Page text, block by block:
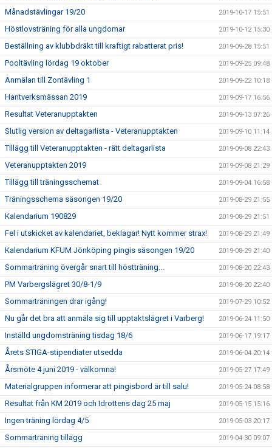
Månadstävlingar 19/20 2019-10-17 15:51
Höstlovsträning för alla ungdomar 2019-10-12 15:30
Beställning av klubbdräkt till kraftigt rabatterat pris! 2019-09-28 15:51
Pooltävling lördag 19 oktober 2019-09-25 09:48
Anmälan till Zontävling 1 2019-09-22 10:18
Hantverksmässan 2019 2019-09-17 16:56
Resultat Veteranupptakten 2019-09-13 07:26
Slutlig version av deltagarlista - Veteranupptakten 2019-09-10 11:14
TIllägg till Veteranupptakten - rätt deltagarlista 2019-09-08 22:43
Veteranupptakten 2019 2019-09-08 21:29
Tillägg till träningsschemat 2019-09-04 16:58
Träningsschema säsongen 19/20 2019-08-29 21:55
Kalendarium 190829 2019-08-29 21:51
Fel i utskicket av kalendariet, beklagar! Nytt kommer strax! 2019-08-29 21:49
Kalendarium KFUM Jönköping pingis säsongen 19/20 2019-08-29 21:40
Sommarträning övergår snart till höstträning... 2019-08-20 22:43
PM Varbergslägret 30/8-1/9 2019-08-20 22:40
Sommarträningen drar igång! 2019-07-29 10:52
Nu går det bra att anmäla sig till upptaktslägret i Varberg! 2019-06-24 11:50
Inställd ungdomsträning tisdag 18/6 2019-06-17 19:17
Årets STIGA-stipendiater utsedda 2019-06-04 20:14
Årsmöte 4 juni 2019 - välkomna! 2019-05-27 17:49
Materialgruppen informerar att pingisbord är till salu! 2019-05-24 08:58
Resultat från KM 2019 och Idrottens dag 25 maj 2019-05-15 15:16
Ingen träning lördag 4/5 2019-05-03 20:17
Sommarträning tillägg 2019-04-30 09:07